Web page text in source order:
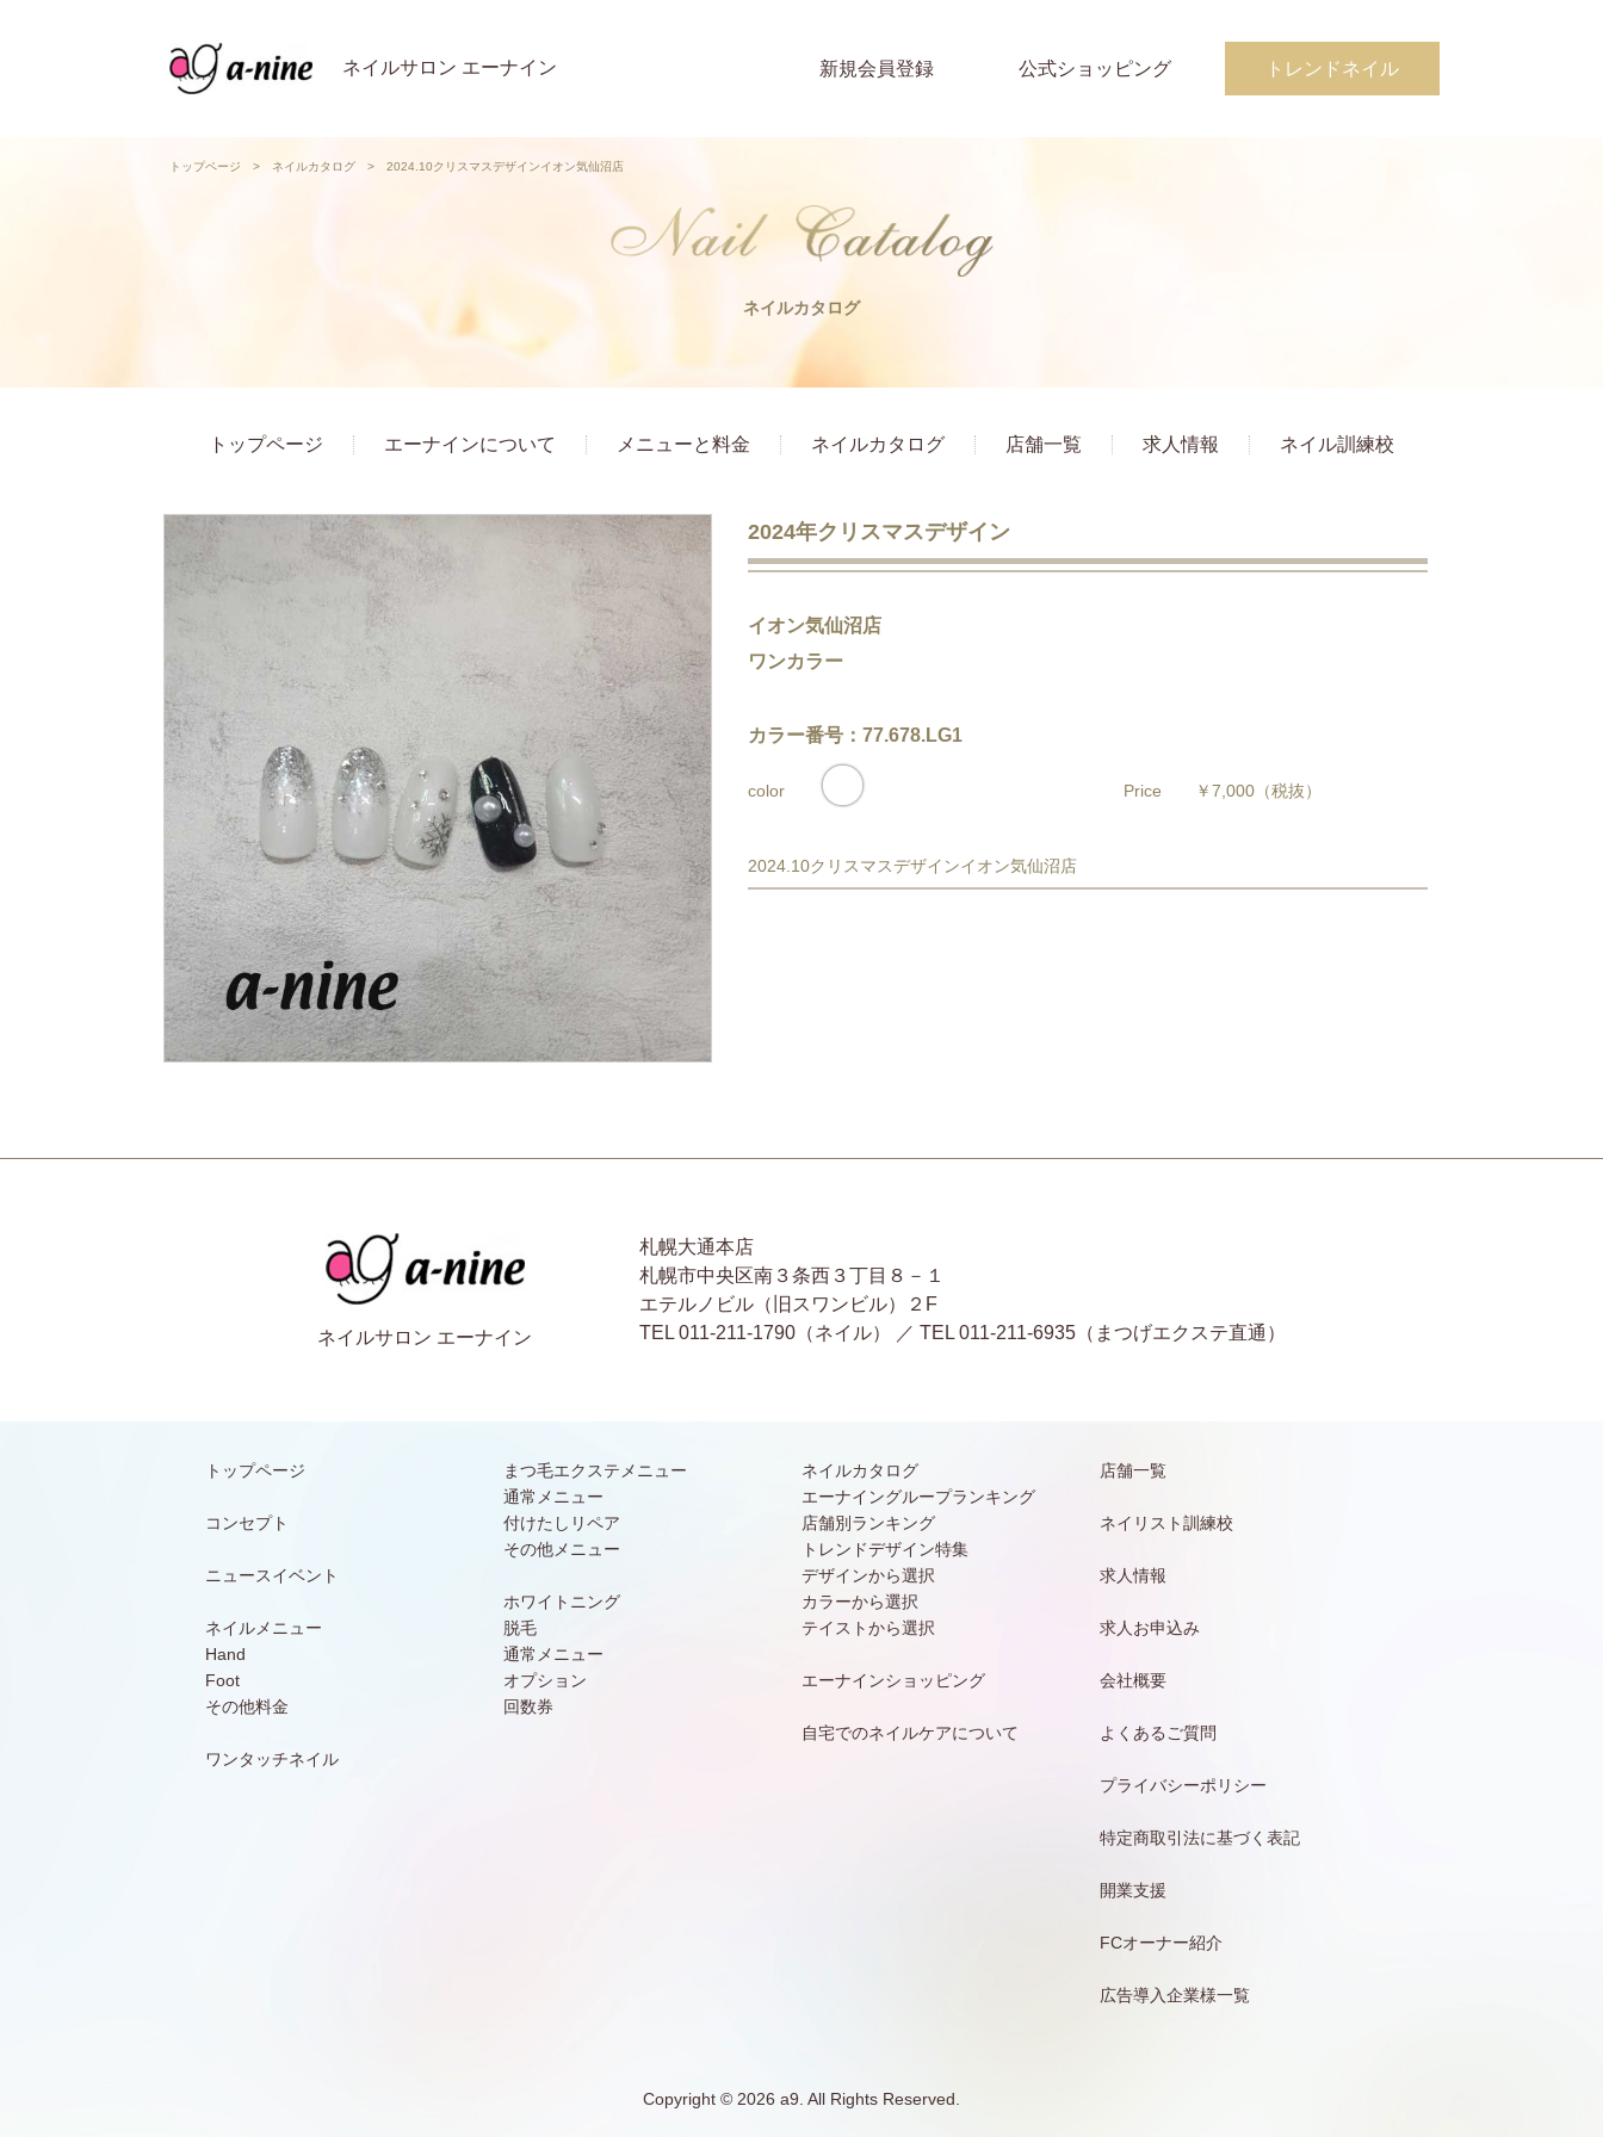
ネイルサロン エーナイン 新規会員登録 公式ショッピング トレンドネイル
トップページ > ネイルカタログ > 2024.10クリスマスデザインイオン気仙沼店
ネイルカタログ
トップページ エーナインについて メニューと料金 ネイルカタログ 店舗一覧 求人情報 ネイル訓練校
2024年クリスマスデザイン
イオン気仙沼店
ワンカラー
カラー番号：77.678.LG1
color Price ￥7,000 （税抜）
2024.10クリスマスデザインイオン気仙沼店
ネイルサロン エーナイン
札幌大通本店
札幌市中央区南３条西３丁目８－１
エテルノビル（旧スワンビル）２F
TEL 011-211-1790（ネイル） ／ TEL 011-211-6935（まつげエクステ直通）
トップページ
コンセプト
ニュースイベント
ネイルメニュー
Hand
Foot
その他料金
ワンタッチネイル
まつ毛エクステメニュー
通常メニュー
付けたしリペア
その他メニュー
ホワイトニング
脱毛
通常メニュー
オプション
回数券
ネイルカタログ
エーナイングループランキング
店舗別ランキング
トレンドデザイン特集
デザインから選択
カラーから選択
テイストから選択
エーナインショッピング
自宅でのネイルケアについて
店舗一覧
ネイリスト訓練校
求人情報
求人お申込み
会社概要
よくあるご質問
プライバシーポリシー
特定商取引法に基づく表記
開業支援
FCオーナー紹介
広告導入企業様一覧
Copyright © 2026 a9. All Rights Reserved.